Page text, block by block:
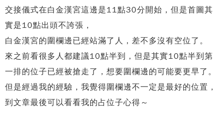
交接儀式在白金漢宮這邊是11點30分開始，但是首圖其
實是10點出頭不誇張，
白金漢宮的圍欄邊已經站滿了人，差不多沒有空位了。
來之前看很多人都建議10點半到，但是其實10點半到第
一排的位子已經被搶走了，想要圍欄邊的可能要更早了。
但是經過我的經驗，我覺得圍欄邊不一定是最好的位置，
到文章最後可以看看我的占位子心得～